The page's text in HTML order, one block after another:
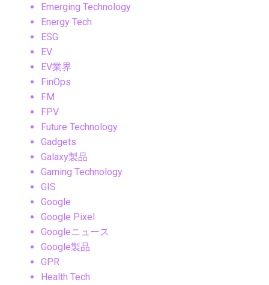
Emerging Technology
Energy Tech
ESG
EV
EV業界
FinOps
FM
FPV
Future Technology
Gadgets
Galaxy製品
Gaming Technology
GIS
Google
Google Pixel
Googleニュース
Google製品
GPR
Health Tech